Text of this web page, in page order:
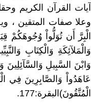
آيات القرآن الكريم
وعلا صفات المتقين ،
الْبِرَّ أَن تُوَلُّواْ وُجُوهَكُمْ
وَالْمَلآئِكَةِ وَالْكِتَابِ
وَابْنَ السَّبِيلِ وَالسَّآئِلِينَ
عَاهَدُواْ وَالصَّابِرِينَ فِي
الْمُتَّقُونَ)البقرة:177.